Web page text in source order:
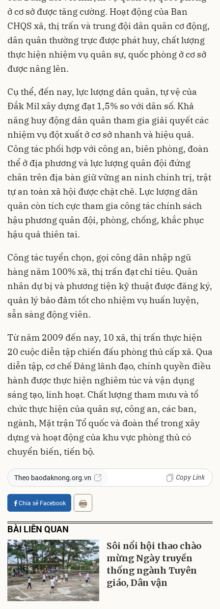
ở cơ sở được tăng cường. Hoạt động của Ban
CHQS xã, thị trấn và trung đội dân quân cơ động,
dân quân thường trực được phát huy, chất lượng
thực hiện nhiệm vụ quân sự, quốc phòng ở cơ sở
được nâng lên.
Cụ thể, đến nay, lực lượng dân quân, tự vệ của
Đắk Mil xây dựng đạt 1,5% so với dân số. Khả
năng huy động dân quân tham gia giải quyết các
nhiệm vụ đột xuất ở cơ sở nhanh và hiệu quả.
Công tác phối hợp với công an, biên phòng, đoàn
thể ở địa phương và lực lượng quân đội đứng
chân trên địa bàn giữ vững an ninh chính trị, trật
tự an toàn xã hội được chặt chẽ. Lực lượng dân
quân còn tích cực tham gia công tác chính sách
hậu phương quân đội, phòng, chống, khắc phục
hậu quả thiên tai.
Công tác tuyển chọn, gọi công dân nhập ngũ
hàng năm 100% xã, thị trấn đạt chỉ tiêu. Quân
nhân dự bị và phương tiện kỹ thuật được đăng ký,
quản lý bảo đảm tốt cho nhiệm vụ huấn luyện,
sẵn sàng động viên.
Từ năm 2009 đến nay, 10 xã, thị trấn thực hiện
20 cuộc diễn tập chiến đấu phòng thủ cấp xã. Qua
diễn tập, cơ chế Đảng lãnh đạo, chính quyền điều
hành được thực hiện nghiêm túc và vận dụng
sáng tạo, linh hoạt. Chất lượng tham mưu và tổ
chức thực hiện của quân sự, công an, các ban,
ngành, Mặt trận Tổ quốc và đoàn thể trong xây
dựng và hoạt động của khu vực phòng thủ có
chuyển biến, tiến bộ.
Theo baodaknong.org.vn Copy Link
Chia sẻ Facebook
BÀI LIÊN QUAN
Sôi nổi hội thao chào
mừng Ngày truyền
thống ngành Tuyên
giáo, Dân vận